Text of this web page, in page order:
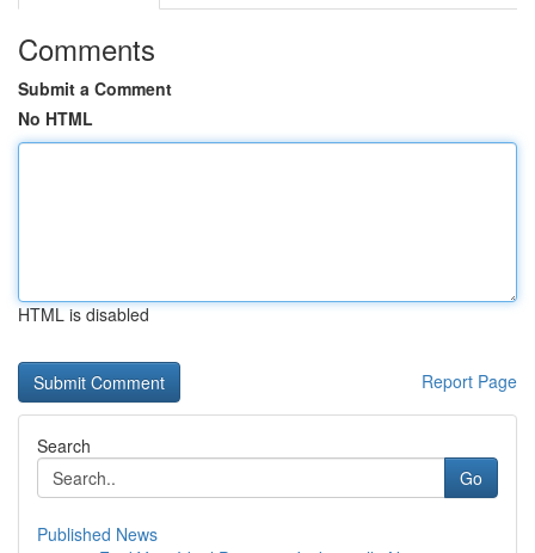
Comments
Submit a Comment
No HTML
HTML is disabled
Report Page
Search
Go
Published News